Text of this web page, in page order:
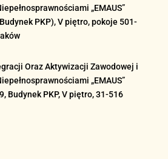
„EMAUS”
PKP), V piętro, pokoje 501-
Oraz Aktywizacji Zawodowej i
„EMAUS”
, Budynek PKP, V piętro, 31-516